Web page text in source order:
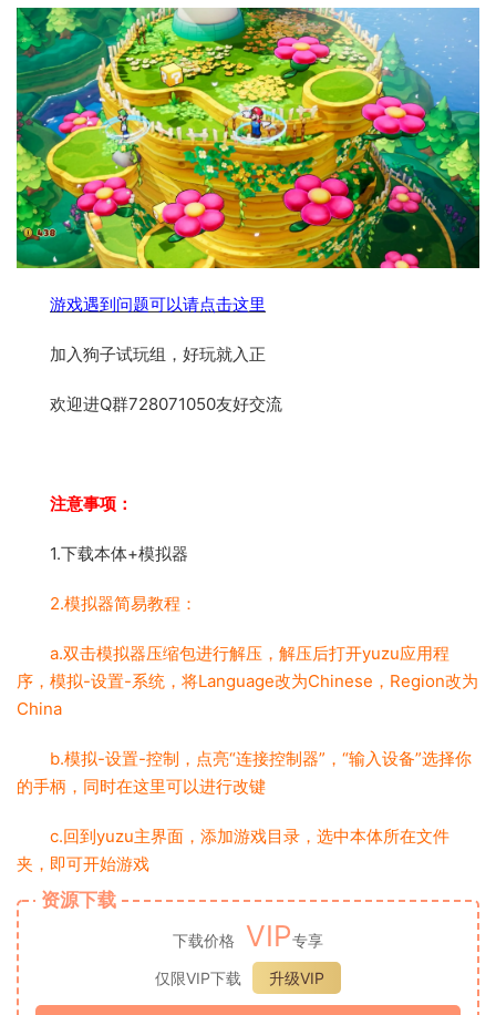
游戏遇到问题可以请点击这里
加入狗子试玩组，好玩就入正
欢迎进Q群728071050友好交流
注意事项：
1.下载本体+模拟器
2.模拟器简易教程：
a.双击模拟器压缩包进行解压，解压后打开yuzu应用程
序，模拟-设置-系统，将Language改为Chinese，Region改为
China
b.模拟-设置-控制，点亮“连接控制器”，“输入设备”选择你
的手柄，同时在这里可以进行改键
c.回到yuzu主界面，添加游戏目录，选中本体所在文件
夹，即可开始游戏
资源下载
下载价格 VIP专享
仅限VIP下载
升级VIP